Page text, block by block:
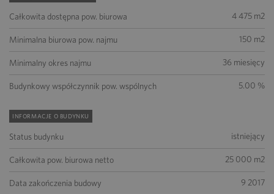
Całkowita dostępna pow. biurowa 4 475 m2
Minimalna biurowa pow. najmu 150 m2
Minimalny okres najmu 36 miesięcy
Budynkowy współczynnik pow. wspólnych 5.00 %
INFORMACJE O BUDYNKU
Status budynku istniejący
Całkowita pow. biurowa netto 25 000 m2
Data zakończenia budowy 9 2017